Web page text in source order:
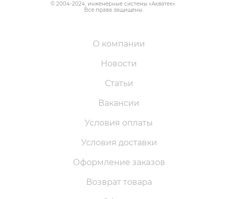
© 2004-2024, инженерные системы «Акватек».
Все права защищены.
О компании
Новости
Статьи
Вакансии
Условия оплаты
Условия доставки
Оформление заказов
Возврат товара